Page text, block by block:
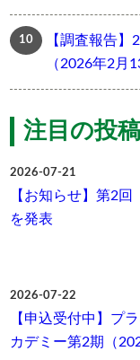
【調査報告
（2026年2月
注目の投稿
2026-07-21
【お知らせ】第2
を発表
2026-07-22
【申込受付中】プ
カデミー第2期（